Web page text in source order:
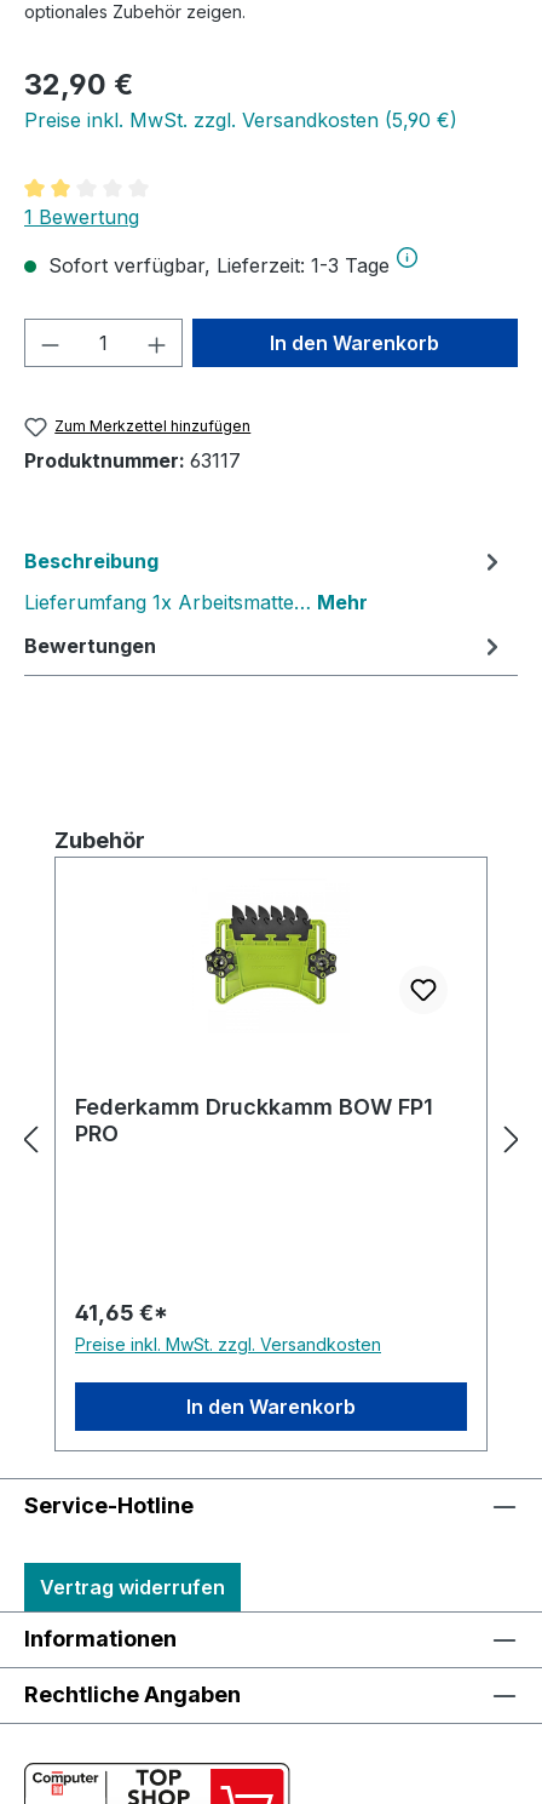
optionales Zubehör zeigen.
Regulärer Preis:
32,90 €
Preise inkl. MwSt. zzgl. Versandkosten (5,90 €)
Durchschnittliche Bewertung von 2 von 5 Sternen
1 Bewertung
Sofort verfügbar, Lieferzeit: 1-3 Tage
Produkt Anzahl: Gib denIn den Warenkorb
Zum Merkzettel hinzufügen
Produktnummer: 63117
Beschreibung
Lieferumfang 1x Arbeitsmatte… Mehr
Bewertungen
Produktgalerie überspringen
Zubehör
Federkamm Druckkamm BOW FP1
PRO
41,65 €*
Preise inkl. MwSt. zzgl. Versandkosten
In den Warenkorb
Service-Hotline
Vertrag widerrufen
Informationen
Rechtliche Angaben